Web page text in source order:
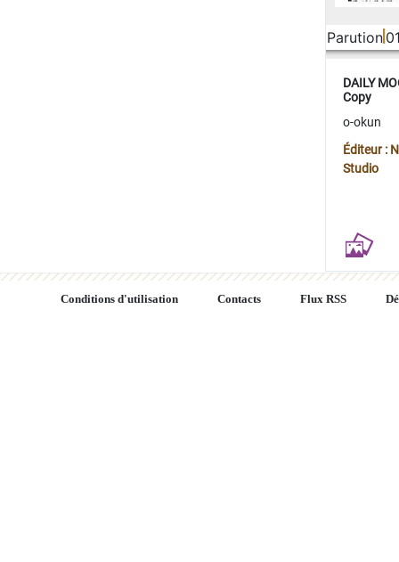
Parution
DAILY
Copy
o-okun
Éditeur :
Studio
Conditions d'utilisation Contacts Flux RSS